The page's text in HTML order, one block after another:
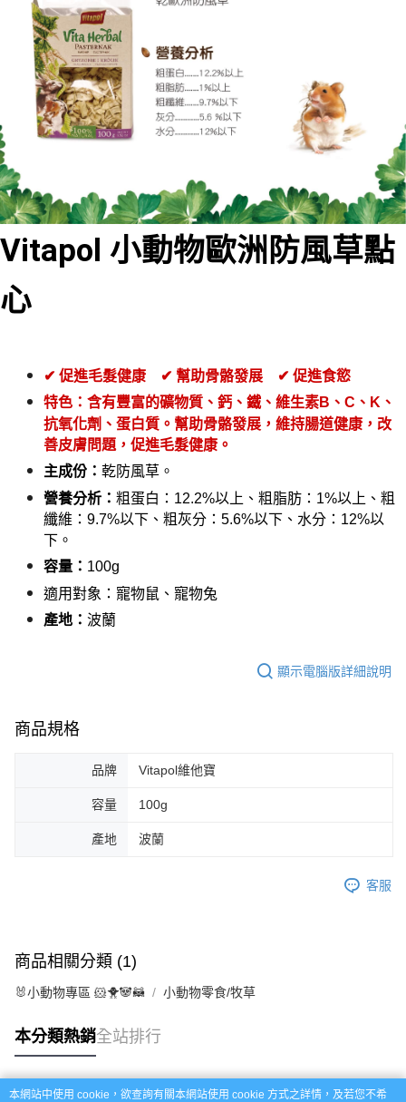
Vitapol 小動物歐洲防風草點
心
✔ 促進毛髮健康 ✔ 幫助骨骼發展 ✔ 促進食慾
特色 ： 含有豐富的礦物質、鈣、鐵、維生素B、C、K、
抗氧化劑、蛋白質。幫助骨骼發展，維持腸道健康，改
善皮膚問題，促進毛髮健康。
主成份： 乾防風草。
營養分析： 粗蛋白：12.2%以上、粗脂肪：1%以上、粗
纖維：9.7%以下、粗灰分：5.6%以下、水分：12%以
下。
容量： 100g
適用對象：寵物鼠、寵物兔
產地： 波蘭
顯示電腦版詳細說明
商品規格
品牌 Vitapol維他寶
容量 100g
產地 波蘭
客服
商品相關分類 (1)
🐰小動物專區 🐹🐥🐼🦝 小動物零食/牧草
本分類熱銷全站排行
本網站中使用 cookie，欲查詢有關本網站使用 cookie 方式之詳情，及若您不希